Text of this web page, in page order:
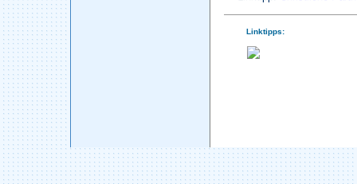
Linktipps: